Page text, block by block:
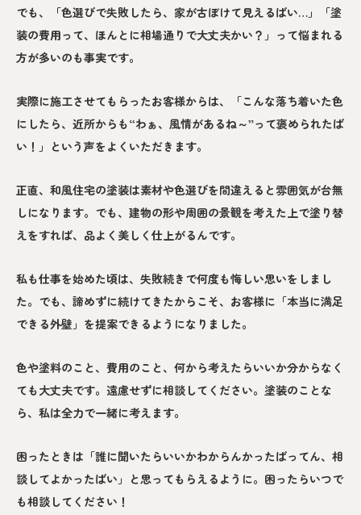
でも、「色選びで失敗したら、家が古ぼけて見えるばい…」「塗
装の費用って、ほんとに相場通りで大丈夫かい？」って悩まれる
方が多いのも事実です。
実際に施工させてもらったお客様からは、「こんな落ち着いた色
にしたら、近所からも“わぁ、風情があるね～”って褒められたば
い！」という声をよくいただきます。
正直、和風住宅の塗装は素材や色選びを間違えると雰囲気が台無
しになります。でも、建物の形や周囲の景観を考えた上で塗り替
えをすれば、品よく美しく仕上がるんです。
私も仕事を始めた頃は、失敗続きで何度も悔しい思いをしまし
た。でも、諦めずに続けてきたからこそ、お客様に「本当に満足
できる外壁」を提案できるようになりました。
色や塗料のこと、費用のこと、何から考えたらいいか分からなく
ても大丈夫です。遠慮せずに相談してください。塗装のことな
ら、私は全力で一緒に考えます。
困ったときは「誰に聞いたらいいかわからんかったばってん、相
談してよかったばい」と思ってもらえるように。困ったらいつで
も相談してください！